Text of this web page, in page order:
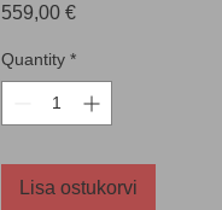
559,00 €Price
Quantity *
Lisa ostukorvi